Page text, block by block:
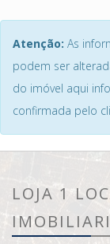
Atenção: As
podem ser
do imóvel aqui
confirmada pelo
LOJA 1